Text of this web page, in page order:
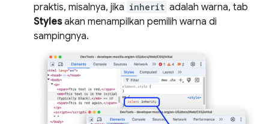
praktis, misalnya, jika inherit adalah warna, tab
Stylesakan menampilkan pemilih warna di
sampingnya.